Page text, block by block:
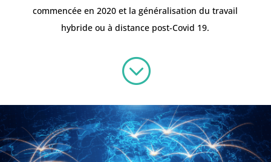
commencée en 2020 et la généralisation du travail
hybride ou à distance post-Covid 19.
;